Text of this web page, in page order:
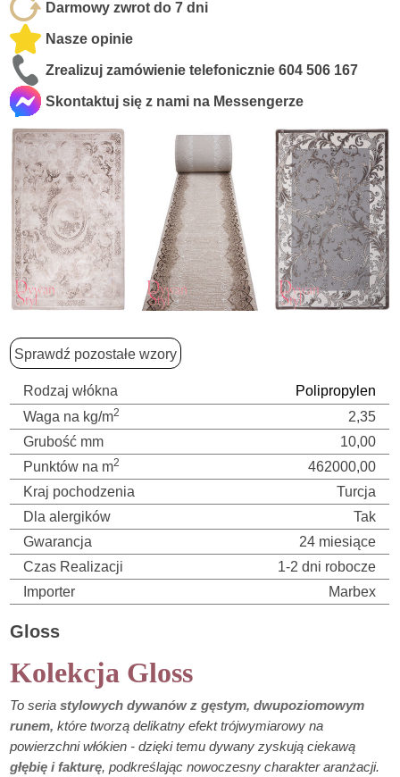
Darmowy zwrot do 7 dni
Nasze opinie
Zrealizuj zamówienie telefonicznie604 506 167
Skontaktuj się z nami na Messengerze
Sprawdź pozostałe wzory
Rodzaj włókna
Polipropylen
Waga na kg/m2
2,35
Grubość mm
10,00
Punktów na m2
462000,00
Kraj pochodzenia
Turcja
Dla alergików
Tak
Gwarancja
24 miesiące
Czas Realizacji
1-2 dni robocze
Importer
Marbex
Gloss
Kolekcja Gloss
To seriastylowych dywanów z gęstym, dwupoziomowym
runem, które tworzą delikatny efekt trójwymiarowy na
powierzchni włókien - dzięki temu dywany zyskują ciekawą
głębię i fakturę, podkreślając nowoczesny charakter aranżacji.